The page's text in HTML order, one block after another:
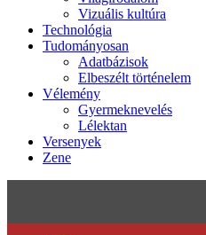
Vizuális kultúra
Technológia
Tudományosan
Adatbázisok
Elbeszélt történelem
Vélemény
Gyermeknevelés
Lélektan
Versenyek
Zene